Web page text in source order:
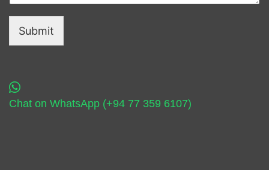
Submit
Chat on WhatsApp (+94 77 359 6107)